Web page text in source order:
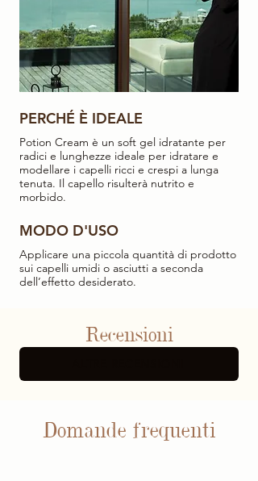
PERCHÉ È IDEALE
Potion Cream è un soft gel idratante per
radici e lunghezze ideale per idratare e
modellare i capelli ricci e crespi a lunga
tenuta. Il capello risulterà nutrito e
morbido.
MODO D'USO
Applicare una piccola quantità di prodotto
sui capelli umidi o asciutti a seconda
dell’effetto desiderato.
Recensioni
Domande frequenti